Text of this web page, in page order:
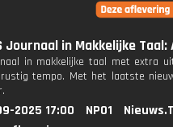
Journaal in Makkelijke Taal:
in makkelijke taal met extra
tempo. Met het laatste
2025 17:00 NPO1